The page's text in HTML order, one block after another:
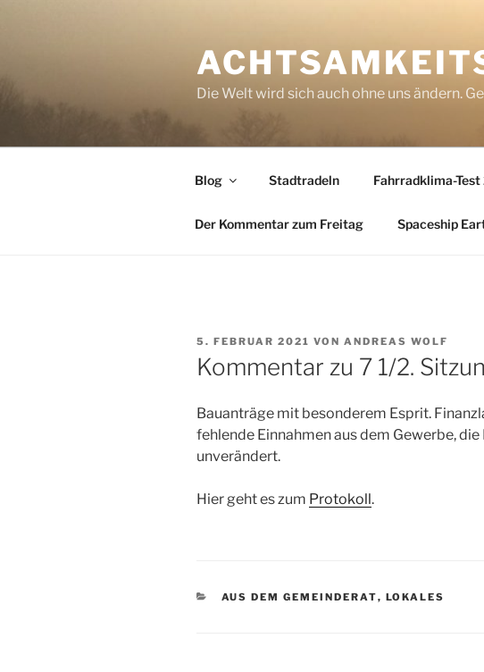
Die Welt wird sich auch ohne uns ändern.
Blog Stadtradeln Fahrradklima-
Der Kommentar zum Freitag Spaceship
VERÖFFENTLICHT
AM
5. FEBRUAR 2021 VON ANDREAS WOLF
Kommentar zu 7 1/2.
Bauanträge mit besonderem Esprit.
fehlende Einnahmen aus dem Gewerbe,
unverändert.
Hier geht es zum Protokoll.
KATEGORIEN
AUS DEM GEMEINDERAT, LOKALES